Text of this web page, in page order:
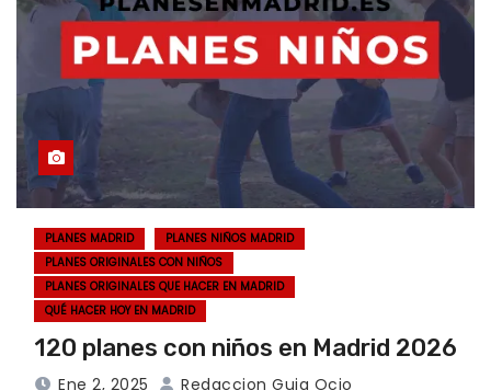
PLANES MADRID
PLANES NIÑOS MADRID
PLANES ORIGINALES CON NIÑOS
PLANES ORIGINALES QUE HACER EN MADRID
QUÉ HACER HOY EN MADRID
120 planes con niños en Madrid 2026
Ene 2, 2025 Redaccion Guia Ocio